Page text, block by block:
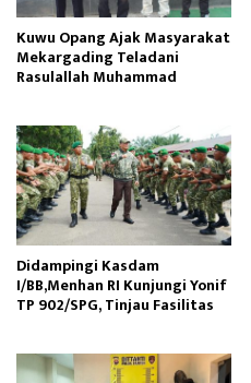
Kuwu Opang Ajak Masyarakat
Mekargading Teladani
Rasulallah Muhammad
Didampingi Kasdam
I/BB,Menhan RI Kunjungi Yonif
TP 902/SPG, Tinjau Fasilitas